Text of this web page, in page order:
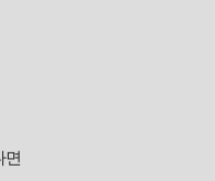
면